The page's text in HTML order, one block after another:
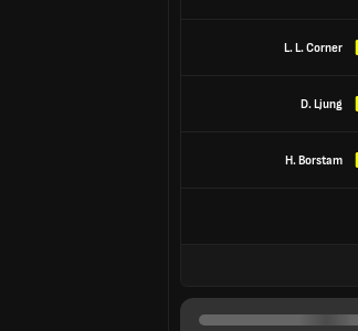
L. L. Corner
D. Ljung
H. Borstam